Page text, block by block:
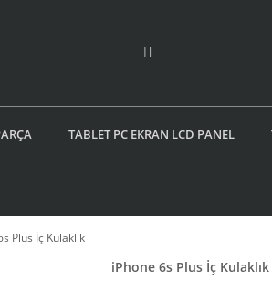
TABLET PC EKRAN LCD PANEL
Plus İç Kulaklık
iPhone 6s Plus İç Kulaklık